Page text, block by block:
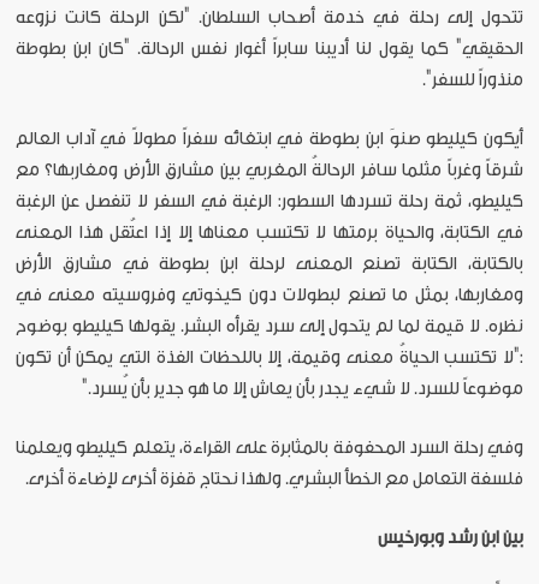
تتحول إلى رحلة في خدمة أصحاب السلطان. "لكن الرحلة كانت نزوعه
الحقيقي" كما يقول لنا أديبنا سابراً أغوار نفس الرحالة. "كان ابن بطوطة
منذوراً للسفر".
أيكون كيليطو صنوَ ابن بطوطة في ابتغائه سفراً مطولاً في آداب العالم
شرقاً وغرباً مثلما سافر الرحالةُ المغربي بين مشارق الأرض ومغاربها؟ مع
كيليطو، ثمة رحلة تسردها السطور: الرغبة في السفر لا تنفصل عن الرغبة
في الكتابة، والحياة برمتها لا تكتسب معناها إلا إذا اعتُقل هذا المعنى
بالكتابة، الكتابة تصنع المعنى لرحلة ابن بطوطة في مشارق الأرض
ومغاربها، بمثل ما تصنع لبطولات دون كيخوتي وفروسيته معنى في
نظره. لا قيمة لما لم يتحول إلى سرد يقرأه البشر. يقولها كيليطو بوضوح
:"لا تكتسب الحياةُ معنى وقيمة، إلا باللحظات الفذة التي يمكن أن تكون
موضوعاً للسرد. لا شيء يجدر بأن يعاش إلا ما هو جدير بأن يُسرد."
وفي رحلة السرد المحفوفة بالمثابرة على القراءة، يتعلم كيليطو ويعلمنا
فلسفة التعامل مع الخطأ البشري. ولهذا نحتاج قفزة أخرى لإضاءة أخرى.
بين ابن رشد وبورخيس